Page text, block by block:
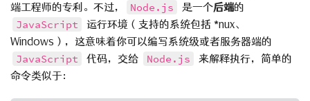
端工程师的专利。不过，
Node.js 是一个后端的
JavaScript
运行环境（支持的系统包括 *nux、
Windows），这意味着你可以编写系统级或者服务器端的
JavaScript
代码，交给 Node.js
来解释执行，简单的
命令类似于：